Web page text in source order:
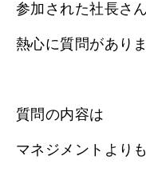
参加された社長さ
熱心に質問があり
質問の内容は
マネジメントより